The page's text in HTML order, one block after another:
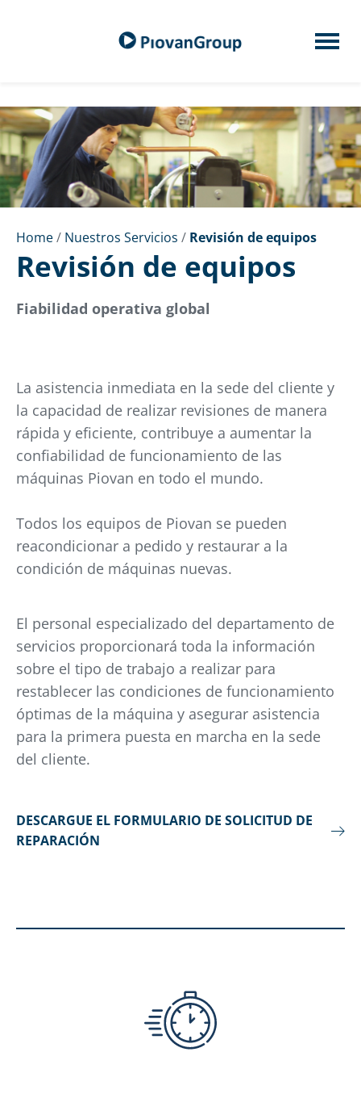
Home/ Nuestros Servicios / Revisión de equipos
Revisión de equipos
Fiabilidad operativa global
La asistencia inmediata en la sede del cliente y
la capacidad de realizar revisiones de manera
rápida y eficiente, contribuye a aumentar la
confiabilidad de funcionamiento de las
máquinas Piovan en todo el mundo.
Todos los equipos de Piovan se pueden
reacondicionar a pedido y restaurar a la
condición de máquinas nuevas.
El personal especializado del departamento de
servicios proporcionará toda la información
sobre el tipo de trabajo a realizar para
restablecer las condiciones de funcionamiento
óptimas de la máquina y asegurar asistencia
para la primera puesta en marcha en la sede
del cliente.
DESCARGUE EL FORMULARIO DE SOLICITUD DE
REPARACIÓN